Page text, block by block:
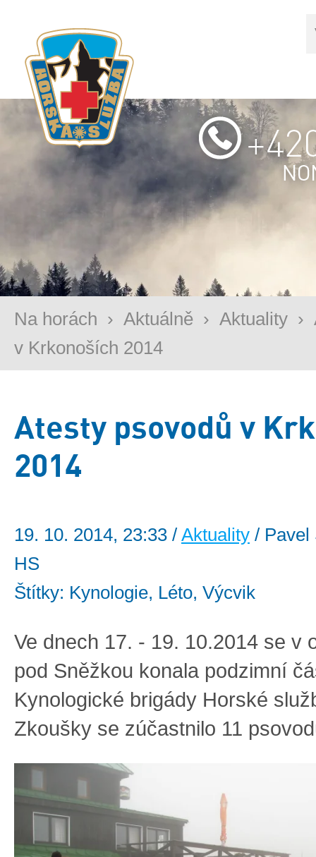
Na horách › Aktuálně › Aktuality ›
v Krkonoších 2014
Atesty psovodů v
2014
19. 10. 2014, 23:33 / Aktuality / Pavel
HS
Štítky: Kynologie, Léto, Výcvik
Ve dnech 17. - 19. 10.2014 se v
pod Sněžkou konala podzimní
Kynologické brigády Horské
Zkoušky se zúčastnilo 11